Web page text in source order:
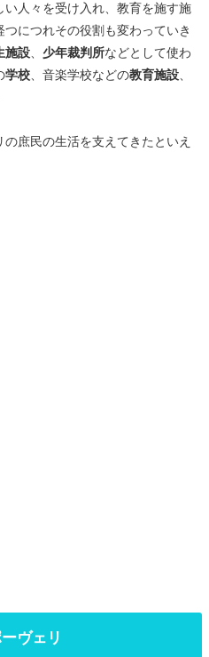
人々を受け入れ、教育を施す施
につれその役割も変わっていき
施設、 少年裁判所などとして使わ
学校、音楽学校などの教育施設、
庶民の生活を支えてきたといえ
ヴェリ